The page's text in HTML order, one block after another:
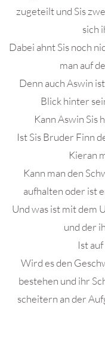
zugeteilt und Sis
sich
Dabei ahnt Sis noch
man auf
Denn auch Aswin
Blick hinter
Kann Aswin Sis
Ist Sis Bruder Finn
Kieran
Kann man den
aufhalten oder ist
Und was ist mit dem
und der
Ist
Wird es den
bestehen und ihr
scheitern an der